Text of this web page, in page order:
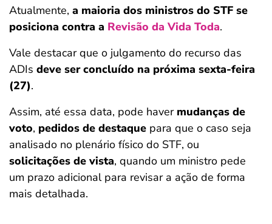
Atualmente, a maioria dos ministros do STF se
posiciona contra a Revisão da Vida Toda.
Vale destacar que o julgamento do recurso das
ADIs deve ser concluído na próxima sexta-feira
(27).
Assim, até essa data, pode haver mudanças de
voto, pedidos de destaque para que o caso seja
analisado no plenário físico do STF, ou
solicitações de vista, quando um ministro pede
um prazo adicional para revisar a ação de forma
mais detalhada.